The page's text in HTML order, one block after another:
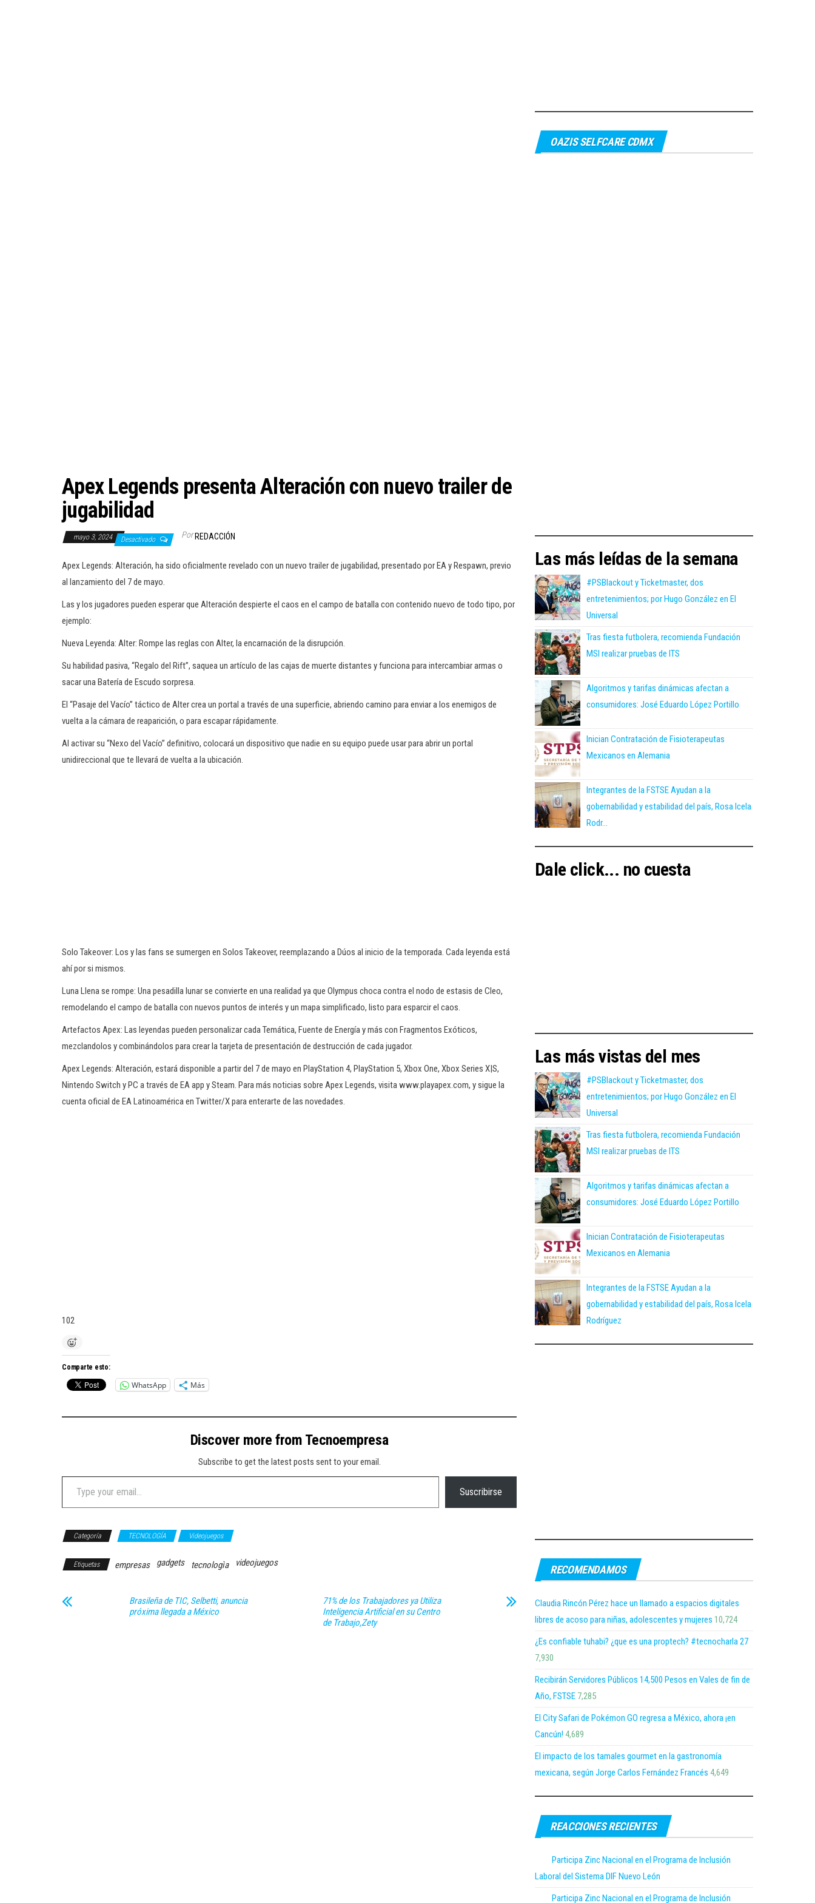
Apex Legends presenta Alteración con nuevo trailer de
jugabilidad
mayo 3, 2024 Desactivado Por REDACCIÓN
Apex Legends: Alteración, ha sido oficialmente revelado con un nuevo trailer de jugabilidad, presentado por EA y Respawn, previo
al lanzamiento del 7 de mayo.
Las y los jugadores pueden esperar que Alteración despierte el caos en el campo de batalla con contenido nuevo de todo tipo, por
ejemplo:
Nueva Leyenda: Alter: Rompe las reglas con Alter, la encarnación de la disrupción.
Su habilidad pasiva, “Regalo del Rift”, saquea un artículo de las cajas de muerte distantes y funciona para intercambiar armas o
sacar una Batería de Escudo sorpresa.
El “Pasaje del Vacío” táctico de Alter crea un portal a través de una superficie, abriendo camino para enviar a los enemigos de
vuelta a la cámara de reaparición, o para escapar rápidamente.
Al activar su “Nexo del Vacío” definitivo, colocará un dispositivo que nadie en su equipo puede usar para abrir un portal
unidireccional que te llevará de vuelta a la ubicación.
Solo Takeover: Los y las fans se sumergen en Solos Takeover, reemplazando a Dúos al inicio de la temporada. Cada leyenda está
ahí por si mismos.
Luna Llena se rompe: Una pesadilla lunar se convierte en una realidad ya que Olympus choca contra el nodo de estasis de Cleo,
remodelando el campo de batalla con nuevos puntos de interés y un mapa simplificado, listo para esparcir el caos.
Artefactos Apex: Las leyendas pueden personalizar cada Temática, Fuente de Energía y más con Fragmentos Exóticos,
mezclandolos y combinándolos para crear la tarjeta de presentación de destrucción de cada jugador.
Apex Legends: Alteración, estará disponible a partir del 7 de mayo en PlayStation 4, PlayStation 5, Xbox One, Xbox Series X|S,
Nintendo Switch y PC a través de EA app y Steam. Para más noticias sobre Apex Legends, visita www.playapex.com, y sigue la
cuenta oficial de EA Latinoamérica en Twitter/X para enterarte de las novedades.
102
Comparte esto:
WhatsApp Más
Discover more from Tecnoempresa
Subscribe to get the latest posts sent to your email.
Type your email…
Suscribirse
Categoría TECNOLOGÍA Videojuegos
Etiquetas empresas gadgets tecnologìa videojuegos
Brasileña de TIC, Selbetti, anuncia
próxima llegada a México
71% de los Trabajadores ya Utiliza
Inteligencia Artificial en su Centro
de Trabajo,Zety
OAZIS SELFCARE CDMX
Las más leídas de la semana
#PSBlackout y Ticketmaster, dos
entretenimientos; por Hugo González en El
Universal
Tras fiesta futbolera, recomienda Fundación
MSI realizar pruebas de ITS
Algoritmos y tarifas dinámicas afectan a
consumidores: José Eduardo López Portillo
Inician Contratación de Fisioterapeutas
Mexicanos en Alemania
Integrantes de la FSTSE Ayudan a la
gobernabilidad y estabilidad del país, Rosa Icela
Rodr...
Dale click... no cuesta
Las más vistas del mes
#PSBlackout y Ticketmaster, dos
entretenimientos; por Hugo González en El
Universal
Tras fiesta futbolera, recomienda Fundación
MSI realizar pruebas de ITS
Algoritmos y tarifas dinámicas afectan a
consumidores: José Eduardo López Portillo
Inician Contratación de Fisioterapeutas
Mexicanos en Alemania
Integrantes de la FSTSE Ayudan a la
gobernabilidad y estabilidad del país, Rosa Icela
Rodríguez
RECOMENDAMOS
Claudia Rincón Pérez hace un llamado a espacios digitales
libres de acoso para niñas, adolescentes y mujeres 10,724
¿Es confiable tuhabi? ¿que es una proptech? #tecnocharla 27
7,930
Recibirán Servidores Públicos 14,500 Pesos en Vales de fin de
Año, FSTSE 7,285
El City Safari de Pokémon GO regresa a México, ahora ¡en
Cancún! 4,689
El impacto de los tamales gourmet en la gastronomía
mexicana, según Jorge Carlos Fernández Francés 4,649
REACCIONES RECIENTES
Participa Zinc Nacional en el Programa de Inclusión
Laboral del Sistema DIF Nuevo León
Participa Zinc Nacional en el Programa de Inclusión